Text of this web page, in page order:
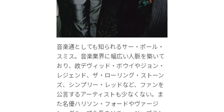
音楽通としても知られるサー・ポール・
スミス。音楽業界に幅広い人脈を築いて
おり、故デヴィッド・ボウイやジョン・
レジェンド、ザ・ローリング・ストーン
ズ、シンプリー・レッドなど、ファンを
公言するアーティストも少なくない。ま
た名優ハリソン・フォードやヴァージ